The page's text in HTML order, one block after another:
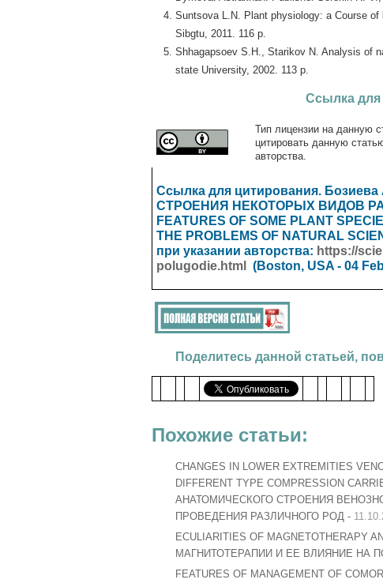
Suntsova L.N. Plant physiology: a Course
Sibgtu, 2011. 116 p.
Shhagapsoev S.H., Starikov N. Analysis of
state University, 2002. 113 p.
Ссылка для
Тип лицензии на данную
цитировать данную
авторства.
Ссылка для цитирования.
СТРОЕНИЯ НЕКОТОРЫХ ВИДОВ
FEATURES OF SOME PLANT
THE PROBLEMS OF NATURAL
при указании авторства: https://
polugodie.html
(Boston, USA - 04
Поделитесь данной статьей,
Похожие статьи:
CHANGES IN LOWER EXTREMITIES
DIFFERENT TYPE COMPRESSION
АНАТОМИЧЕСКОГО СТРОЕНИЯ
ПРОВЕДЕНИЯ РАЗЛИЧНОГО РОД -
ECULIARITIES OF MAGNETOTHERAPY
МАГНИТОТЕРАПИИ И ЕЕ ВЛИЯНИЕ НА
FEATURES OF MANAGEMENT OF